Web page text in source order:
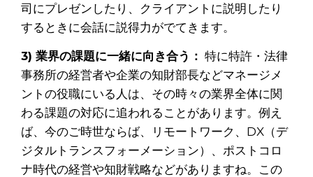
司にプレゼンしたり、クライアントに説明したり
するときに会話に説得力がでてきます。
3) 業界の課題に一緒に向き合う： 特に特許・法律
事務所の経営者や企業の知財部長などマネージメ
ントの役職にいる人は、その時々の業界全体に関
わる課題の対応に追われることがあります。例え
ば、今のご時世ならば、リモートワーク、DX（デ
ジタルトランスフォーメーション）、ポストコロ
ナ時代の経営や知財戦略などがありますね。この